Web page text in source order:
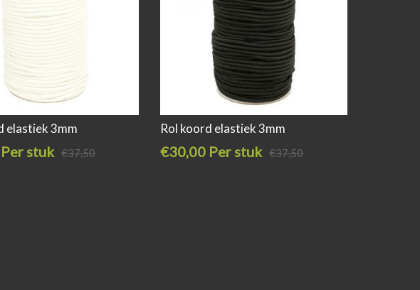
elastiek 3mm
stuk €37,50
Rol koord elastiek 3mm
€30,00 Per stuk €37,50